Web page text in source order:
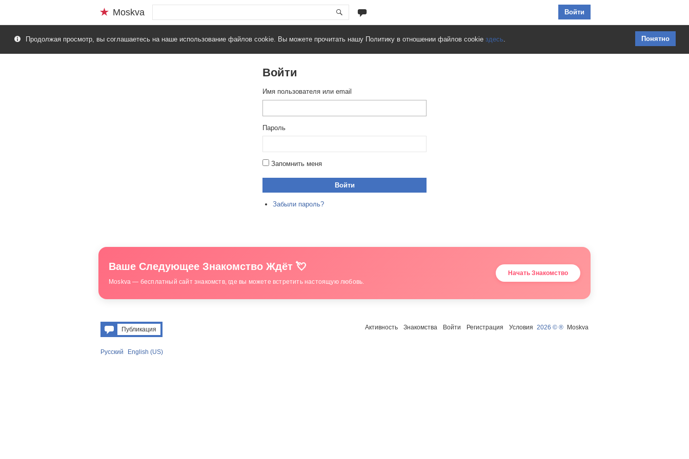
Moskva
Перейти к содержимому
Войти
Понятно
Продолжая просмотр, вы соглашаетесь на наше использование файлов cookie. Вы можете прочитать нашу Политику в отношении файлов cookie здесь.
Войти
Имя пользователя или email
Пароль
Запомнить меня
Войти
Забыли пароль?
Ваше Следующее Знакомство Ждёт 💘
Moskva — бесплатный сайт знакомств, где вы можете встретить настоящую любовь.
Начать Знакомство
Активность Знакомства Войти Регистрация Условия 2026 © ® Moskva
Публикация
Русский English (US)